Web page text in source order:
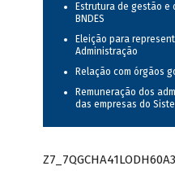
Estrutura de gestão e
BNDES
Eleição para
Administração
Relação com órgãos
Remuneração dos
das empresas do